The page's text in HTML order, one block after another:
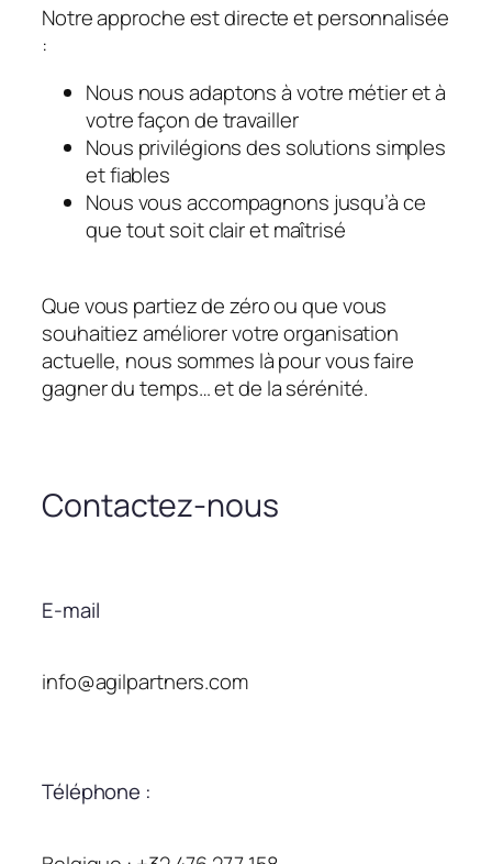
Notre approche est directe et personnalisée
:
Nous nous adaptons à votre métier et à
votre façon de travailler
Nous privilégions des solutions simples
et fiables
Nous vous accompagnons jusqu’à ce
que tout soit clair et maîtrisé
Que vous partiez de zéro ou que vous
souhaitiez améliorer votre organisation
actuelle, nous sommes là pour vous faire
gagner du temps… et de la sérénité.
Contactez-nous
E-mail
info@agilpartners.com
Téléphone :